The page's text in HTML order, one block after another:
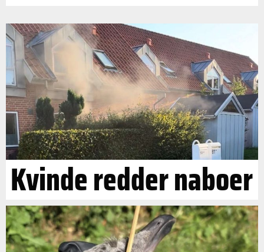
Kvinde redder naboer